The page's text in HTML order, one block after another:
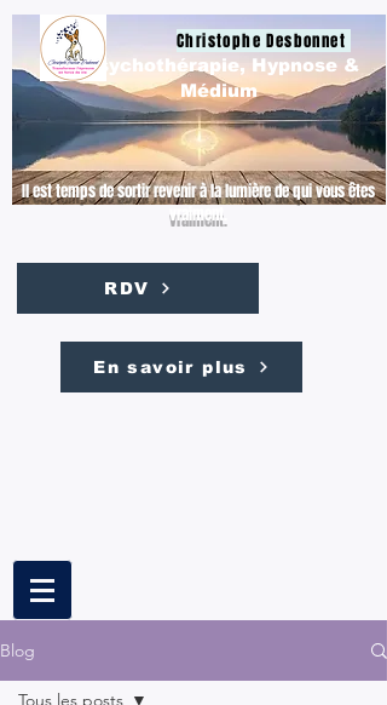
Christophe Desbonnet
Il est temps de sortir revenir à la lumière de qui vous êtes
vraiment.
Psychothérapie, Hypnose &
Médium
RDV
En savoir plus
Blog
Tous les posts